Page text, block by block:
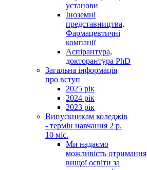
установи
Іноземні
представництва,
Фармацевтичні
компанії
Аспірантура,
докторантура PhD
Загальна інформація
про вступ
2025 рік
2024 рік
2023 рік
Випускникам коледжів
- термін навчання 2 р.
10 міс.
Ми надаємо
можливість отримання
вищої освіти за